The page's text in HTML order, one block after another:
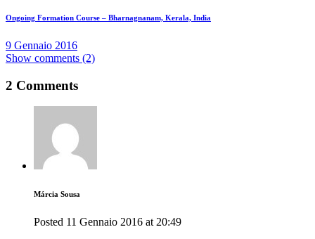
Ongoing Formation Course – Bharnagnanam, Kerala, India
9 Gennaio 2016
Show comments (2)
2 Comments
Márcia Sousa
Posted 11 Gennaio 2016 at 20:49